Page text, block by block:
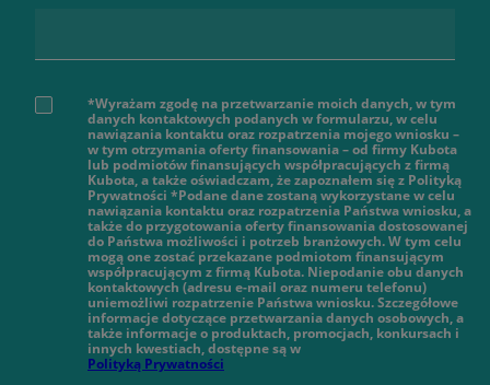
*Wyrażam zgodę na przetwarzanie moich danych, w tym
danych kontaktowych podanych w formularzu, w celu
nawiązania kontaktu oraz rozpatrzenia mojego wniosku –
w tym otrzymania oferty finansowania – od firmy Kubota
lub podmiotów finansujących współpracujących z firmą
Kubota, a także oświadczam, że zapoznałem się z Polityką
Prywatności *Podane dane zostaną wykorzystane w celu
nawiązania kontaktu oraz rozpatrzenia Państwa wniosku, a
także do przygotowania oferty finansowania dostosowanej
do Państwa możliwości i potrzeb branżowych. W tym celu
mogą one zostać przekazane podmiotom finansującym
współpracującym z firmą Kubota. Niepodanie obu danych
kontaktowych (adresu e-mail oraz numeru telefonu)
uniemożliwi rozpatrzenie Państwa wniosku. Szczegółowe
informacje dotyczące przetwarzania danych osobowych, a
także informacje o produktach, promocjach, konkursach i
innych kwestiach, dostępne są w
Polityką Prywatności